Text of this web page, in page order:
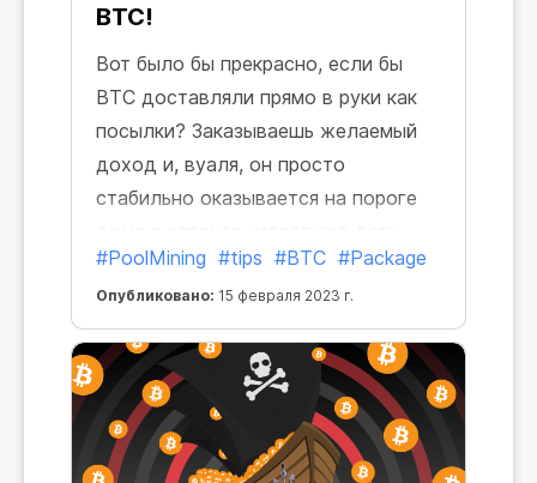
BTC!
Вот было бы прекрасно, если бы
BTC доставляли прямо в руки как
посылки? Заказываешь желаемый
доход и, вуаля, он просто
стабильно оказывается на пороге
#PoolMining #tips #BTC #Package
Опубликовано: 15 февраля 2023 г.